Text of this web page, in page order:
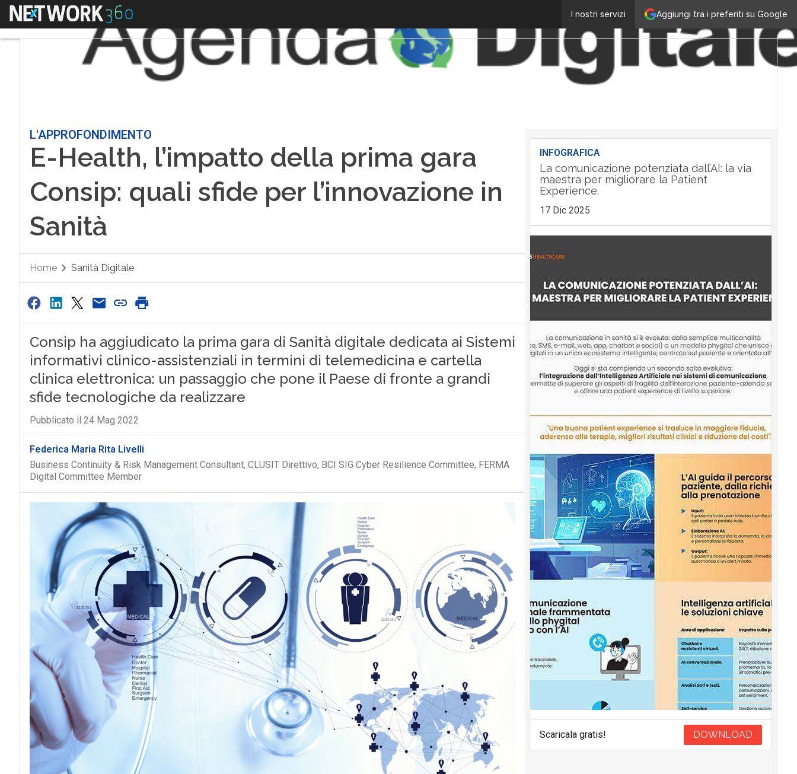
Aggiungi tra i preferiti su Google
I nostri servizi
Menu
L'APPROFONDIMENTO
E-Health, l’impatto della prima gara
Consip: quali sfide per l’innovazione in
Sanità
Home Sanità Digitale
Consip ha aggiudicato la prima gara di Sanità digitale dedicata ai Sistemi
informativi clinico-assistenziali in termini di telemedicina e cartella
clinica elettronica: un passaggio che pone il Paese di fronte a grandi
sfide tecnologiche da realizzare
Pubblicato il 24 Mag 2022
Federica Maria Rita Livelli
Business Continuity & Risk Management Consultant, CLUSIT Direttivo, BCI SIG Cyber Resilience Committee, FERMA
Digital Committee Member
INFOGRAFICA
La comunicazione potenziata dall’AI: la via
maestra per migliorare la Patient
Experience.
17 Dic 2025
Scaricala gratis! DOWNLOAD